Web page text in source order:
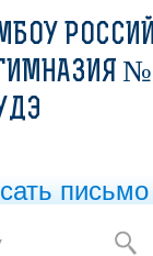
№
письмо